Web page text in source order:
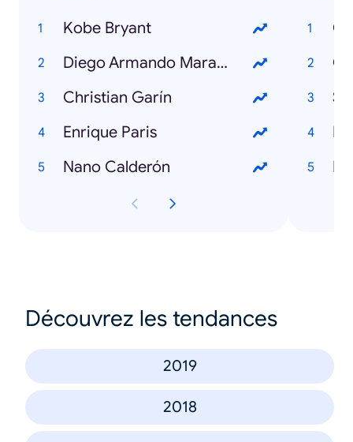
Kobe Bryant
Diego Armando Maradona
Christian Garín
Enrique Paris
Nano Calderón
Découvrez les tendances
2019
2018